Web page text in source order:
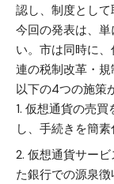
認し、制度として
今回の発表は、
い。市は同時に
連の税制改革・規
以下の4つの施策
仮想通貨の売買
し、手続きを簡素
仮想通貨サー
た銀行での源泉